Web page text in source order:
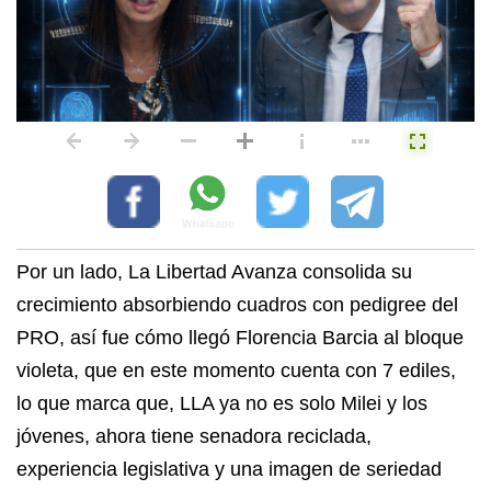
Por un lado, La Libertad Avanza consolida su
crecimiento absorbiendo cuadros con pedigree del
PRO, así fue cómo llegó Florencia Barcia al bloque
violeta, que en este momento cuenta con 7 ediles,
lo que marca que, LLA ya no es solo Milei y los
jóvenes, ahora tiene senadora reciclada,
experiencia legislativa y una imagen de seriedad